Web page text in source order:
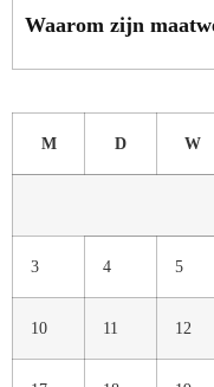
Waarom zijn
M D W
3 4 5
10 11 12